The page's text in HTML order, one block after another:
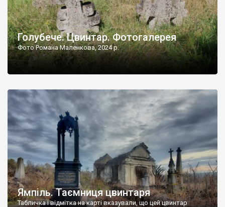
Голубече. Цвинтар. Фотогалерея
Фото Романа Маленкова, 2024 р.
Ямпіль. Таємниця цвинтаря
Табличка і відмітка на карті вказували, що цей цвинтар